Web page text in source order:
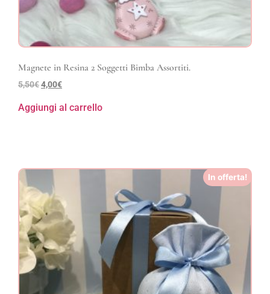
Magnete in Resina 2 Soggetti Bimba Assortiti.
5,50€4,00€
Aggiungi al carrello
In offerta!